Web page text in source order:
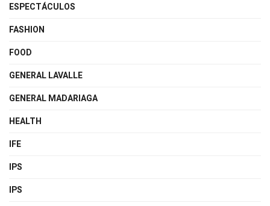
ESPECTÁCULOS
FASHION
FOOD
GENERAL LAVALLE
GENERAL MADARIAGA
HEALTH
IFE
IPS
IPS